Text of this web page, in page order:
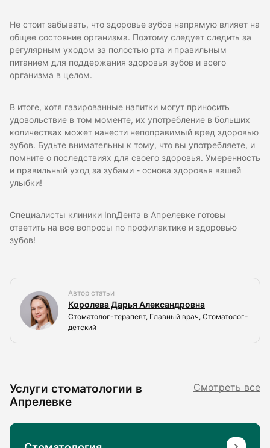
Не стоит забывать, что здоровье зубов напрямую влияет на
общее состояние организма. Поэтому следует следить за
регулярным уходом за полостью рта и правильным
питанием для поддержания здоровья зубов и всего
организма в целом.
В итоге, хотя газированные напитки могут приносить
удовольствие в том моменте, их употребление в больших
количествах может нанести непоправимый вред здоровью
зубов. Будьте внимательны к тому, что вы употребляете, и
помните о последствиях для своего здоровья. Умеренность
и правильный уход за зубами - основа здоровья вашей
улыбки!
Специалисты клиники InnДента в Апрелевке готовы
ответить на все вопросы по профилактике и здоровью
зубов!
Автор статьи
Королева Дарья Александровна
Стоматолог-терапевт, Главный врач, Стоматолог-
детский
Услуги стоматологии в
Апрелевке
Смотреть все